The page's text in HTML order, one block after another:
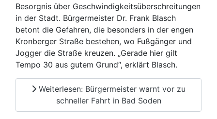
Besorgnis über Geschwindigkeitsüberschreitungen
in der Stadt. Bürgermeister Dr. Frank Blasch
betont die Gefahren, die besonders in der engen
Kronberger Straße bestehen, wo Fußgänger und
Jogger die Straße kreuzen. „Gerade hier gilt
Tempo 30 aus gutem Grund“, erklärt Blasch.
Weiterlesen: Bürgermeister warnt vor zu
schneller Fahrt in Bad Soden